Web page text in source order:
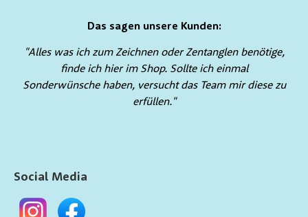
Das sagen unsere Kunden:
"Alles was ich zum Zeichnen oder Zentanglen benötige,
finde ich hier im Shop. Sollte ich einmal
Sonderwünsche haben, versucht das Team mir diese zu
erfüllen."
Social Media